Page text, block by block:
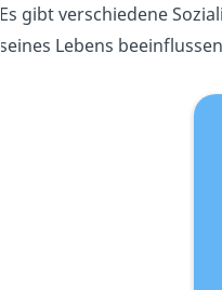
Es gibt verschiedene
seines Lebens